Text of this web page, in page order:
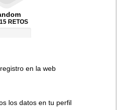
RETOS
en la web
los datos en tu perfil